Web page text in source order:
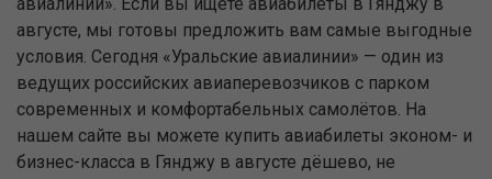
авиалинии». Если вы ищете авиабилеты в Гянджу в
августе, мы готовы предложить вам самые выгодные
условия. Сегодня «Уральские авиалинии» — один из
ведущих российских авиаперевозчиков с парком
современных и комфортабельных самолётов. На
нашем сайте вы можете купить авиабилеты эконом- и
бизнес-класса в Гянджу в августе дёшево, не